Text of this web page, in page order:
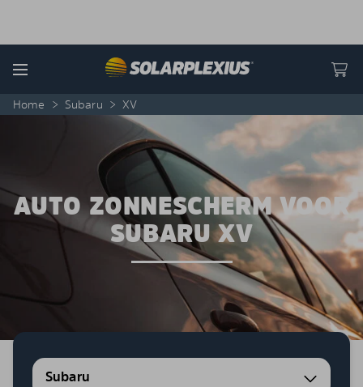
Menu
Home > Subaru > XV
AUTO ZONNESCHERM VOOR
SUBARU XV
Subaru